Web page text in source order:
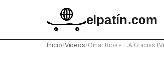
elpatín.com
Inicio›Vídeos›Omar Ríos - L.A Gracias